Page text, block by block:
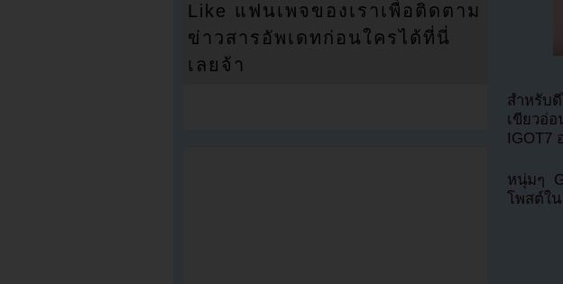
สำหรับ
เขียวอ่
IGOT7
หนุ่มๆ
โพสต์ใ
Like แฟนเพจของเราเพื่อติดตาม
ข่าวสารอัพเดทก่อนใครได้ที่นี่
เลยจ้า